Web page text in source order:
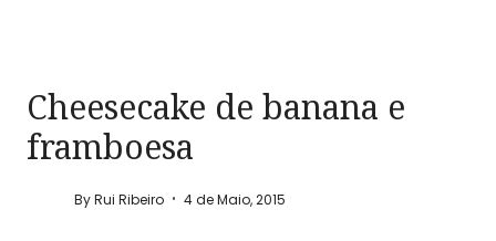
Cheesecake de banana e
framboesa
ByRui Ribeiro 4 de Maio, 2015